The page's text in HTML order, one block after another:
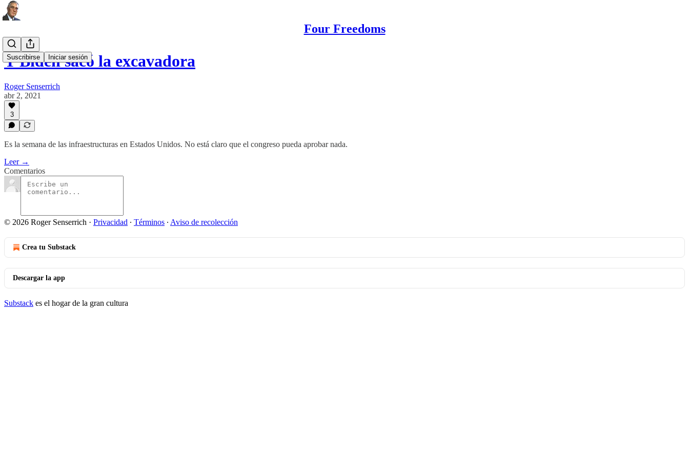
Four Freedoms
Suscribirse Iniciar sesión
Y Biden sacó la excavadora
Roger Senserrich
abr 2, 2021
3
Es la semana de las infraestructuras en Estados Unidos. No está claro que el congreso pueda aprobar nada.
Leer →
Comentarios
© 2026 Roger Senserrich · Privacidad ∙ Términos ∙ Aviso de recolección
Crea tu Substack
Descargar la app
Substack es el hogar de la gran cultura